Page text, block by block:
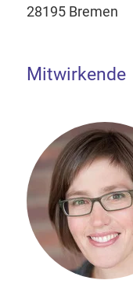
28195 Bremen
Mitwirkende